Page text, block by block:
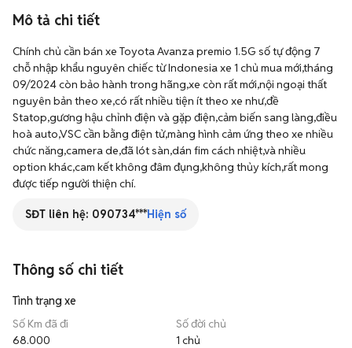
Mô tả chi tiết
Chính chủ cần bán xe Toyota Avanza premio 1.5G số tự động 7
chỗ nhập khẩu nguyên chiếc từ Indonesia xe 1 chủ mua mới,tháng
09/2024 còn bảo hành trong hãng,xe còn rất mới,nội ngoại thất
nguyên bản theo xe,có rất nhiều tiện ít theo xe như,đề
Statop,gương hậu chỉnh điện và gặp điện,cảm biến sang làng,điều
hoà auto,VSC cần bằng điện tử,màng hình cảm ứng theo xe nhiều
chức năng,camera de,đã lót sàn,dán fim cách nhiệt,và nhiều
option khác,cam kết không đâm đụng,không thủy kích,rất mong
được tiếp người thiện chí.
SĐT liên hệ: 090734***Hiện số
Thông số chi tiết
Tình trạng xe
Số Km đã đi
68.000
Số đời chủ
1 chủ